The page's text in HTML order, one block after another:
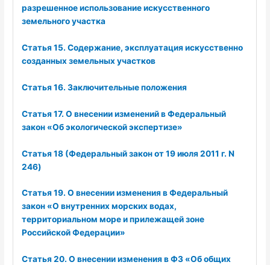
разрешенное использование искусственного
земельного участка
Статья 15. Содержание, эксплуатация искусственно
созданных земельных участков
Статья 16. Заключительные положения
Статья 17. О внесении изменений в Федеральный
закон «Об экологической экспертизе»
Статья 18 (Федеральный закон от 19 июля 2011 г. N
246)
Статья 19. О внесении изменения в Федеральный
закон «О внутренних морских водах,
территориальном море и прилежащей зоне
Российской Федерации»
Статья 20. О внесении изменения в ФЗ «Об общих